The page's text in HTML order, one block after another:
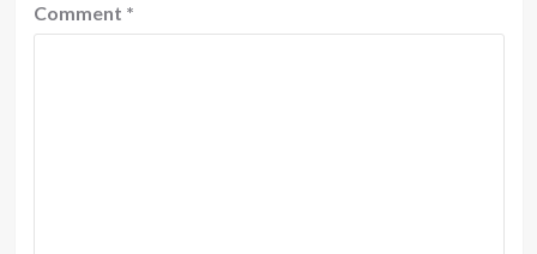
Comment *